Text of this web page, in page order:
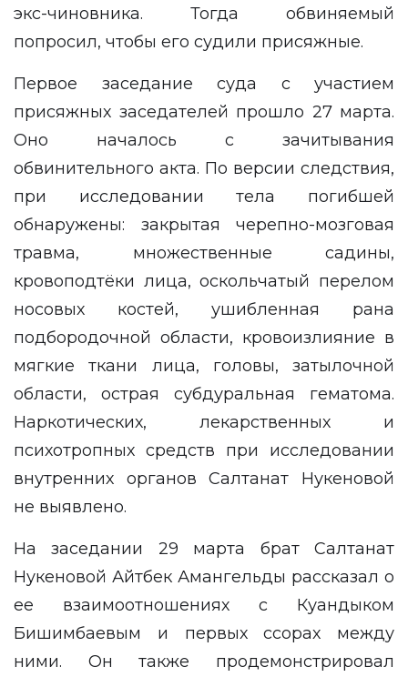
экс-чиновника. Тогда обвиняемый
попросил, чтобы его судили присяжные.
Первое заседание суда с участием
присяжных заседателей прошло 27 марта.
Оно началось с зачитывания
обвинительного акта. По версии следствия,
при исследовании тела погибшей
обнаружены: закрытая черепно-мозговая
травма, множественные садины,
кровоподтёки лица, оскольчатый перелом
носовых костей, ушибленная рана
подбородочной области, кровоизлияние в
мягкие ткани лица, головы, затылочной
области, острая субдуральная гематома.
Наркотических, лекарственных и
психотропных средств при исследовании
внутренних органов Салтанат Нукеновой
не выявлено.
На заседании 29 марта брат Салтанат
Нукеновой Айтбек Амангельды рассказал о
ее взаимоотношениях с Куандыком
Бишимбаевым и первых ссорах между
ними. Он также продемонстрировал